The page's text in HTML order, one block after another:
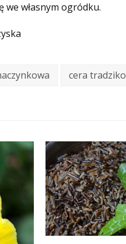
we własnym ogródku.
cera